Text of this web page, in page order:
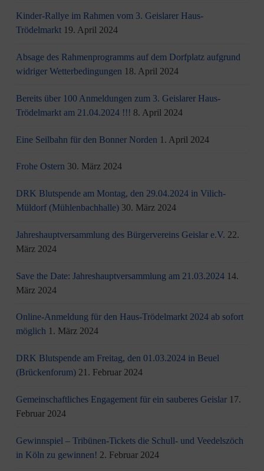
Kinder-Rallye im Rahmen vom 3. Geislarer Haus-
Trödelmarkt 19. April 2024
Absage des Rahmenprogramms auf dem Dorfplatz aufgrund
widriger Wetterbedingungen 18. April 2024
Bereits über 100 Anmeldungen zum 3. Geislarer Haus-
Trödelmarkt am 21.04.2024 !!! 8. April 2024
Eine Seilbahn für den Bonner Norden 1. April 2024
Frohe Ostern 30. März 2024
DRK Blutspende am Montag, den 29.04.2024 in Vilich-
Müldorf (Mühlenbachhalle) 30. März 2024
Jahreshauptversammlung des Bürgervereins Geislar e.V. 22.
März 2024
Save the Date: Jahreshauptversammlung am 21.03.2024 14.
März 2024
Online-Anmeldung für den Haus-Trödelmarkt 2024 ab sofort
möglich 1. März 2024
DRK Blutspende am Freitag, den 01.03.2024 in Beuel
(Brückenforum) 21. Februar 2024
Gemeinschaftliches Engagement für ein sauberes Geislar 17.
Februar 2024
Gewinnspiel – Tribünen-Tickets die Schull- und Veedelszöch
in Köln zu gewinnen! 2. Februar 2024